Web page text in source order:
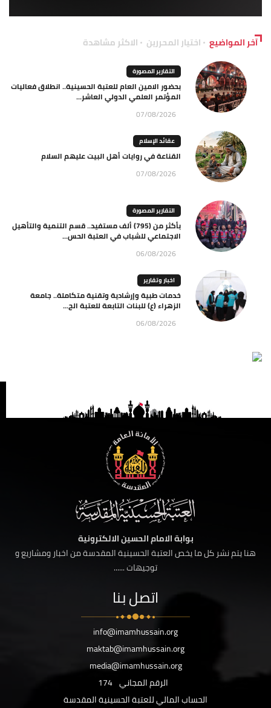
آخر المواضيع اختيار المحررين الاكثر مشاهدة
التقارير المصورة
بحضور الامين العام للعتبة الحسينية.. انطلاق فعاليات
المؤتمر العلمي الدولي العاشر...
07/08/2026
عقائد الإسلام
القناعة في روايات أهل البيت عليهم السلام
07/08/2026
التقارير المصورة
بأكثر من (795) ألف مستفيد.. قسم التنمية والتأهيل
الاجتماعي للشباب في العتبة الحس...
06/08/2026
اخبار وتقارير
خدمات طبية وإرشادية وتقنية متكاملة.. جامعة
الزهراء (ع) للبنات التابعة للعتبة الح...
06/08/2026
بوابة الامام الحسين الالكترونية
هنا يتم نشر كل ما يخص العتبة الحسينية المقدسة من اخبار ومشاريع و
توجيهات ......
اتصل بنا
info@imamhussain.org
maktab@imamhussain.org
media@imamhussain.org
الرقم المجاني 174
الحساب المالي للعتبة الحسينية المقدسة